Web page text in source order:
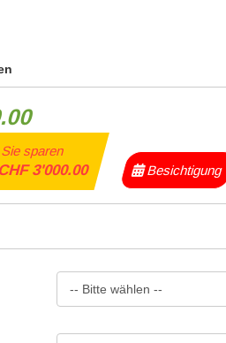
Sie sparen
CHF 3'000.00 Besichtigung